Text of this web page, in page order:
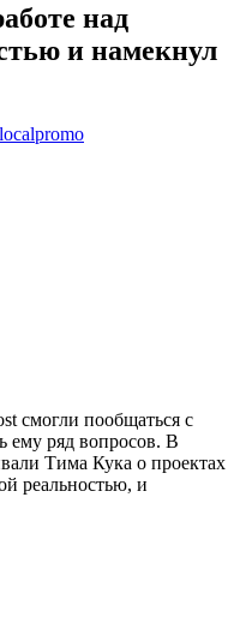
над
и намекнул
localpromo
смогли пообщаться с
ему ряд вопросов. В
Тима Кука о проектах
реальностью, и